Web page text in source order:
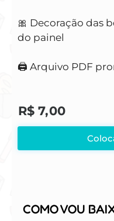
🎀 Decoração das
do painel
🖨 Arquivo PDF
R$ 7,00
COMO VOU